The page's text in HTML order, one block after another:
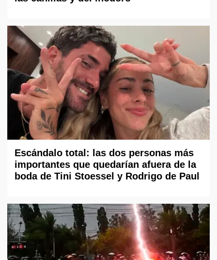
Escándalo total: las dos personas más
importantes que quedarían afuera de la
boda de Tini Stoessel y Rodrigo de Paul